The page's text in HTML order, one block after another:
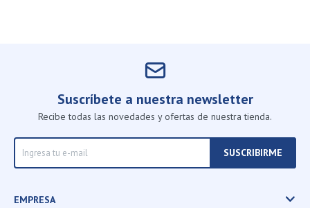
Suscríbete a nuestra newsletter
Recibe todas las novedades y ofertas de nuestra tienda.
SUSCRIBIRME
EMPRESA